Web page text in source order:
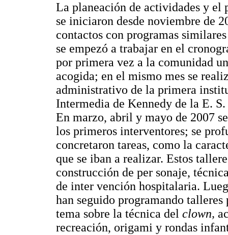
La planeación de actividades y el
se iniciaron desde noviembre de
contactos con programas
se empezó a trabajar en el
por primera vez a la comunidad
acogida; en el mismo mes se
administrativo de la primera
Intermedia de Kennedy de la E.
En marzo, abril y mayo de 2007
los primeros interventores; se
concretaron tareas, como la
que se iban a realizar. Estos
construcción de per sonaje,
de inter vención hospitalaria.
han seguido programando
tema sobre la técnica del clown,
recreación, origami y rondas